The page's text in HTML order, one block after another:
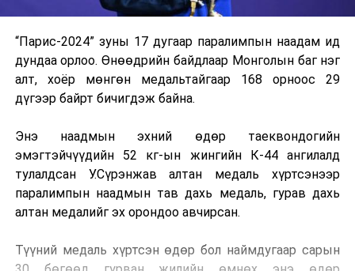
“Парис-2024” зуны 17 дугаар паралимпын наадам ид
дундаа орлоо. Өнөөдрийн байдлаар Монголын баг нэг
алт, хоёр мөнгөн медальтайгаар 168 орноос 29
дүгээр байрт бичигдэж байна.
Энэ наадмын эхний өдөр таеквондогийн
эмэгтэйчүүдийн 52 кг-ын жингийн К-44 ангилалд
тулалдсан У.Сүрэнжав алтан медаль хүртсэнээр
паралимпын наадмын тав дахь медаль, гурав дахь
алтан медалийг эх орондоо авчирсан.
Түүний медаль хүртсэн өдөр бол наймдугаар сарын